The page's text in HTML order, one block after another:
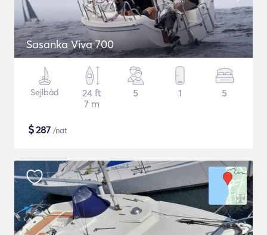
Sasanka Viva 700
Sejlbåd
24 ft
7 m
5 1 5
$287 /nat